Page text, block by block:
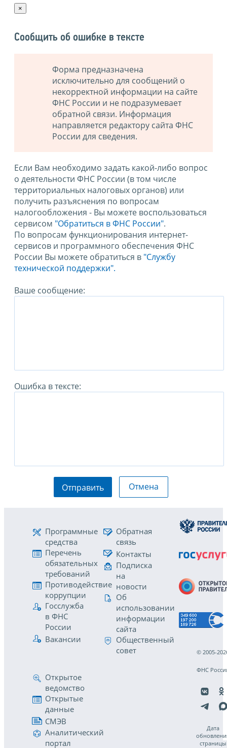
×
Сообщить об ошибке в тексте
Форма предназначена
исключительно для сообщений о
некорректной информации на сайте
ФНС России и не подразумевает
обратной связи. Информация
направляется редактору сайта ФНС
России для сведения.
Если Вам необходимо задать какой-либо вопрос
о деятельности ФНС России (в том числе
территориальных налоговых органов) или
получить разъяснения по вопросам
налогообложения - Вы можете воспользоваться
сервисом "Обратиться в ФНС России".
По вопросам функционирования интернет-
сервисов и программного обеспечения ФНС
России Вы можете обратиться в "Службу
технической поддержки".
Ваше сообщение:
Ошибка в тексте:
Отправить Отмена
Программные
средства
Перечень
обязательных
требований
Противодействие
коррупции
Госслужба
в ФНС
России
Вакансии
Обратная
связь
Контакты
Подписка
на
новости
Об
использовании
информации
сайта
Общественный
совет
Открытое
ведомство
Открытые
данные
СМЭВ
Аналитический
портал
© 2005-
ФНС
Дата
страницы